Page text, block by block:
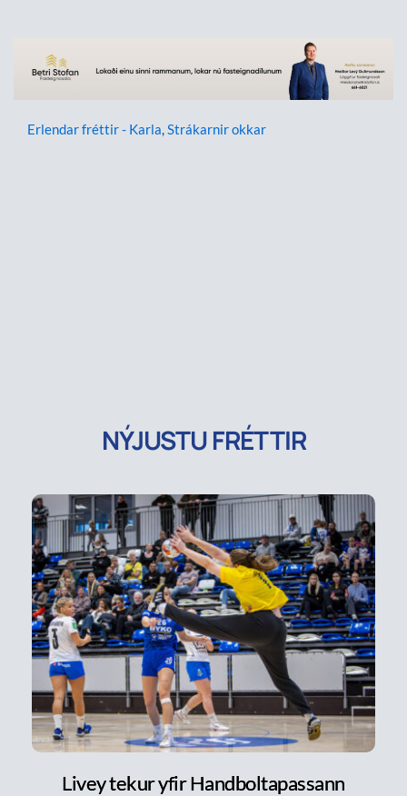
Erlendar fréttir - Karla,Strákarnir okkar
NÝJUSTU FRÉTTIR
Livey tekur yfir Handboltapassann